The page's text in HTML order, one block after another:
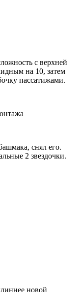
с верхней
на 10, затем
пассатижами.
снял его.
2 звездочки.
новой